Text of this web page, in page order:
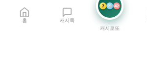
홈 캐시톡
7 21 42
캐시로또